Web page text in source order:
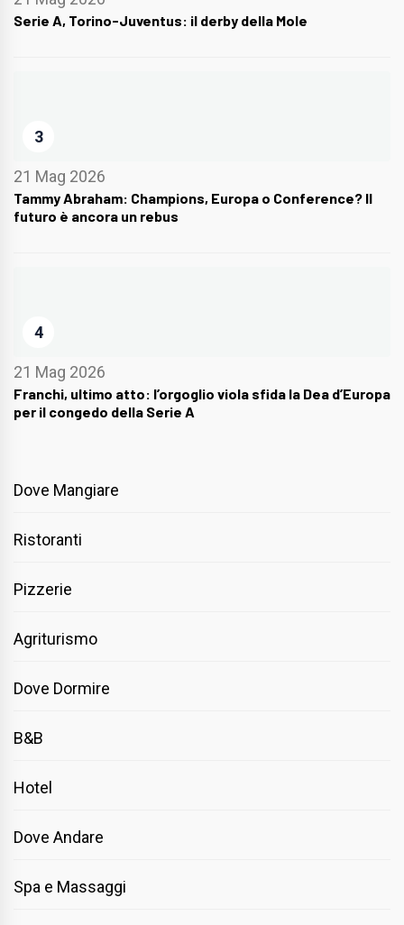
Serie A, Torino-Juventus: il derby della Mole
3
21 Mag 2026
Tammy Abraham: Champions, Europa o Conference? Il
futuro è ancora un rebus
4
21 Mag 2026
Franchi, ultimo atto: l’orgoglio viola sfida la Dea d’Europa
per il congedo della Serie A
Dove Mangiare
Ristoranti
Pizzerie
Agriturismo
Dove Dormire
B&B
Hotel
Dove Andare
Spa e Massaggi